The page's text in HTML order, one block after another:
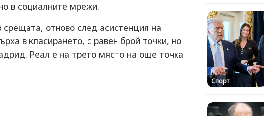
в социалните мрежи.
отново след асистенция на
в класирането, с равен брой точки, но
Реал е на трето място на още точка
Спорт